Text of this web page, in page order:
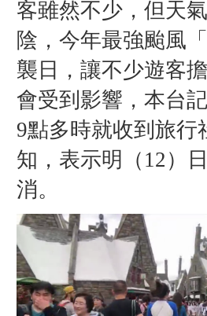
客雖然不少，但天
陰，今年最強颱風
襲日，讓不少遊客
會受到影響，本台
9點多時就收到旅行
知，表示明（12）
消。